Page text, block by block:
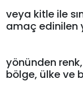
veya kitle ile
amaç edinilen
yönünden renk,
bölge, ülke ve